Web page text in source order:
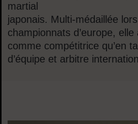
martial
japonais. Multi-médaillée
championnats d’europe,
comme compétitrice qu’en
d’équipe et arbitre